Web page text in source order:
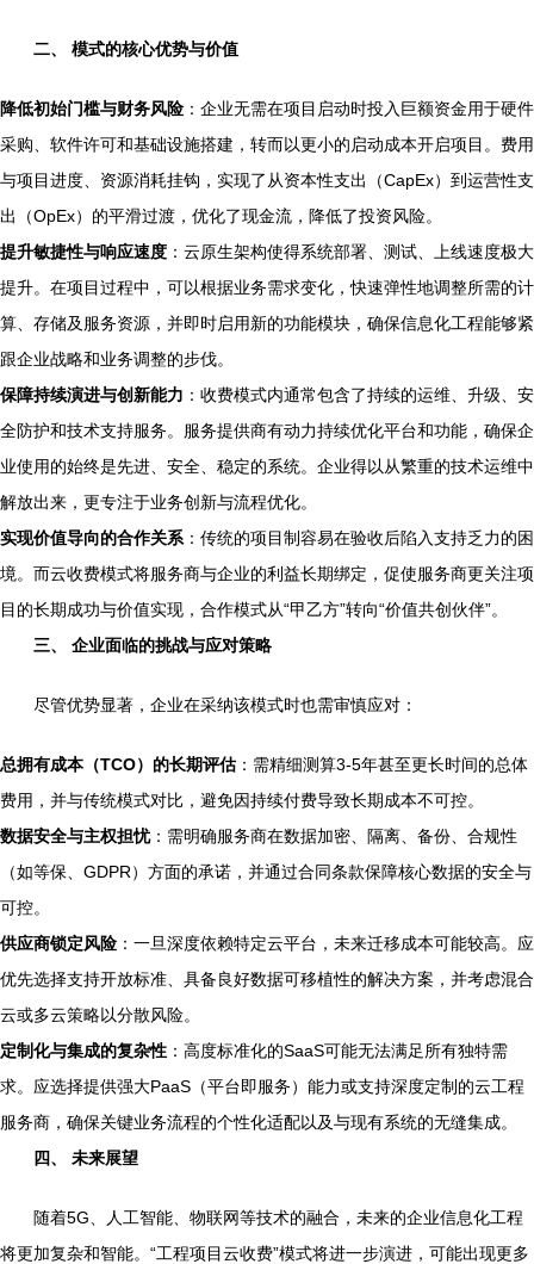
二、 模式的核心优势与价值
降低初始门槛与财务风险 ：企业无需在项目启动时投入巨额资金用于硬件
采购、软件许可和基础设施搭建，转而以更小的启动成本开启项目。费用
与项目进度、资源消耗挂钩，实现了从资本性支出（CapEx）到运营性支
出（OpEx）的平滑过渡，优化了现金流，降低了投资风险。
提升敏捷性与响应速度 ：云原生架构使得系统部署、测试、上线速度极大
提升。在项目过程中，可以根据业务需求变化，快速弹性地调整所需的计
算、存储及服务资源，并即时启用新的功能模块，确保信息化工程能够紧
跟企业战略和业务调整的步伐。
保障持续演进与创新能力 ：收费模式内通常包含了持续的运维、升级、安
全防护和技术支持服务。服务提供商有动力持续优化平台和功能，确保企
业使用的始终是先进、安全、稳定的系统。企业得以从繁重的技术运维中
解放出来，更专注于业务创新与流程优化。
实现价值导向的合作关系 ：传统的项目制容易在验收后陷入支持乏力的困
境。而云收费模式将服务商与企业的利益长期绑定，促使服务商更关注项
目的长期成功与价值实现，合作模式从“甲乙方”转向“价值共创伙伴”。
三、 企业面临的挑战与应对策略
尽管优势显著，企业在采纳该模式时也需审慎应对：
总拥有成本（TCO）的长期评估：需精细测算3-5年甚至更长时间的总体
费用，并与传统模式对比，避免因持续付费导致长期成本不可控。
数据安全与主权担忧：需明确服务商在数据加密、隔离、备份、合规性
（如等保、GDPR）方面的承诺，并通过合同条款保障核心数据的安全与
可控。
供应商锁定风险 ：一旦深度依赖特定云平台，未来迁移成本可能较高。应
优先选择支持开放标准、具备良好数据可移植性的解决方案，并考虑混合
云或多云策略以分散风险。
定制化与集成的复杂性 ：高度标准化的SaaS可能无法满足所有独特需
求。应选择提供强大PaaS（平台即服务）能力或支持深度定制的云工程
服务商，确保关键业务流程的个性化适配以及与现有系统的无缝集成。
四、 未来展望
随着5G、人工智能、物联网等技术的融合，未来的企业信息化工程
将更加复杂和智能。“工程项目云收费”模式将进一步演进，可能出现更多